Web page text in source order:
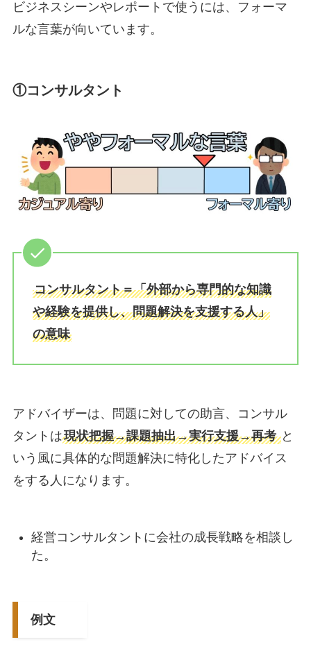
ビジネスシーンやレポートで使うには、フォーマ
ルな言葉が向いています。
①コンサルタント
コンサルタント＝「外部から専門的な知識
や経験を提供し、問題解決を支援する人」
の意味
アドバイザーは、問題に対しての助言、コンサル
タントは現状把握→課題抽出→実行支援→再考と
いう風に具体的な問題解決に特化したアドバイス
をする人になります。
経営コンサルタントに会社の成長戦略を相談し
た。
例文